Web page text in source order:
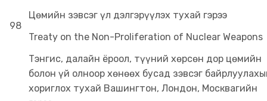
98
Цөмийн зэвсэг үл дэлгэрүүлэх тухай гэрээ
Treaty on the Non-Proliferation of Nuclear Weapons
Тэнгис, далайн ёроол, түүний хөрсөн дор цөмийн
болон үй олноор хөнөөх бусад зэвсэг
хориглох тухай Вашингтон, Лондон, Москвагийн